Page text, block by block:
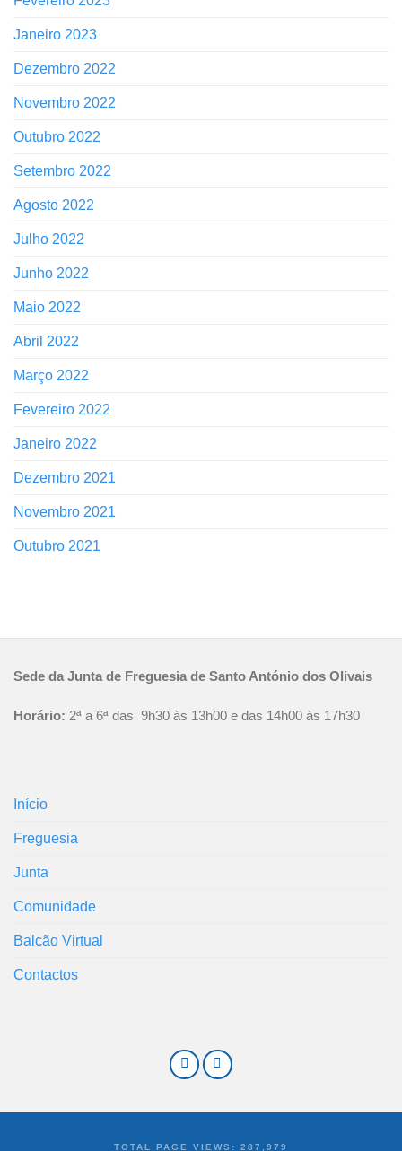
Janeiro 2023
Dezembro 2022
Novembro 2022
Outubro 2022
Setembro 2022
Agosto 2022
Julho 2022
Junho 2022
Maio 2022
Abril 2022
Março 2022
Fevereiro 2022
Janeiro 2022
Dezembro 2021
Novembro 2021
Outubro 2021
Sede da Junta de Freguesia de Santo António dos Olivais
Horário: 2ª a 6ª das 9h30 às 13h00 e das 14h00 às 17h30
Início
Freguesia
Junta
Comunidade
Balcão Virtual
Contactos
TOTAL PAGE VIEWS: 287,979